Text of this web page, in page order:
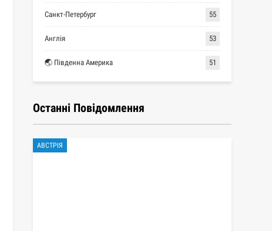
Санкт-Петербург 55
Англія 53
🌏 Південна Америка 51
Останні Повідомлення
АВСТРІЯ